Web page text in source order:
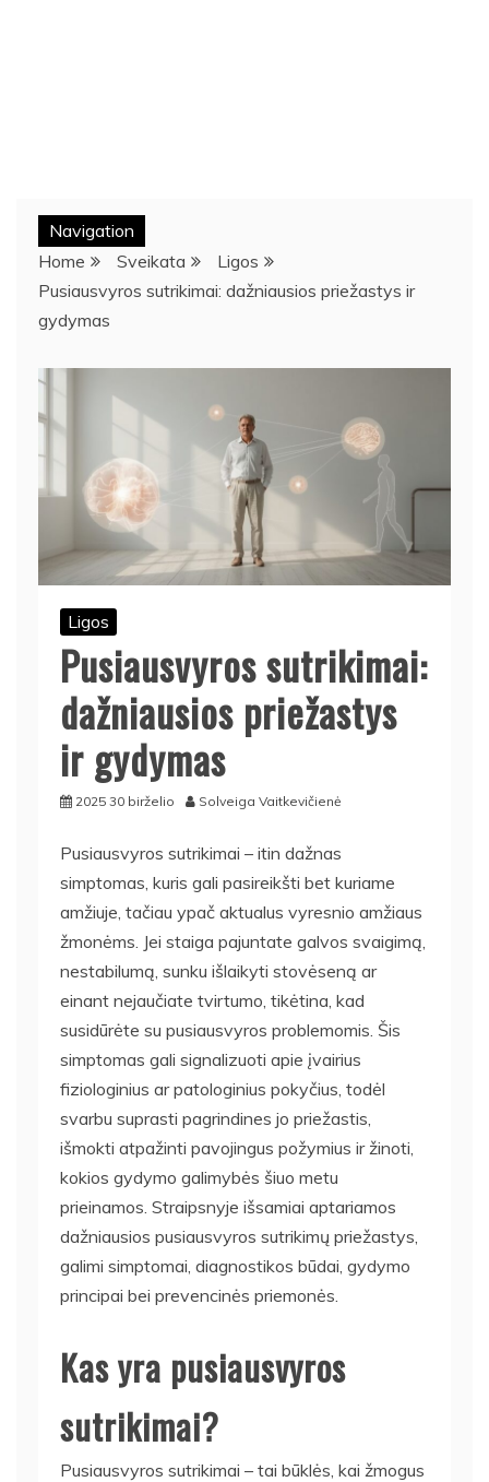
Navigation
Home
Sveikata
Ligos
Pusiausvyros sutrikimai: dažniausios priežastys ir
gydymas
Ligos
Pusiausvyros sutrikimai:
dažniausios priežastys
ir gydymas
2025 30 birželio Solveiga Vaitkevičienė
Pusiausvyros sutrikimai – itin dažnas
simptomas, kuris gali pasireikšti bet kuriame
amžiuje, tačiau ypač aktualus vyresnio amžiaus
žmonėms. Jei staiga pajuntate galvos svaigimą,
nestabilumą, sunku išlaikyti stovėseną ar
einant nejaučiate tvirtumo, tikėtina, kad
susidūrėte su pusiausvyros problemomis. Šis
simptomas gali signalizuoti apie įvairius
fiziologinius ar patologinius pokyčius, todėl
svarbu suprasti pagrindines jo priežastis,
išmokti atpažinti pavojingus požymius ir žinoti,
kokios gydymo galimybės šiuo metu
prieinamos. Straipsnyje išsamiai aptariamos
dažniausios pusiausvyros sutrikimų priežastys,
galimi simptomai, diagnostikos būdai, gydymo
principai bei prevencinės priemonės.
Kas yra pusiausvyros
sutrikimai?
Pusiausvyros sutrikimai – tai būklės, kai žmogus